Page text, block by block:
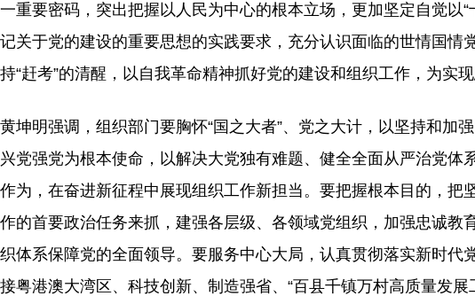
一重要密码，突出把握以人民为中心的根本立场，更加坚定自觉以
记关于党的建设的重要思想的实践要求，充分认识面临的世情国
持“赶考”的清醒，以自我革命精神抓好党的建设和组织工作，为实
黄坤明强调，组织部门要胸怀“国之大者”、党之大计，以坚持和加
兴党强党为根本使命，以解决大党独有难题、健全全面从严治党体
作为，在奋进新征程中展现组织工作新担当。要把握根本目的，
作的首要政治任务来抓，建强各层级、各领域党组织，加强忠诚教
织体系保障党的全面领导。要服务中心大局，认真贯彻落实新时
接粤港澳大湾区、科技创新、制造强省、“百县千镇万村高质量发